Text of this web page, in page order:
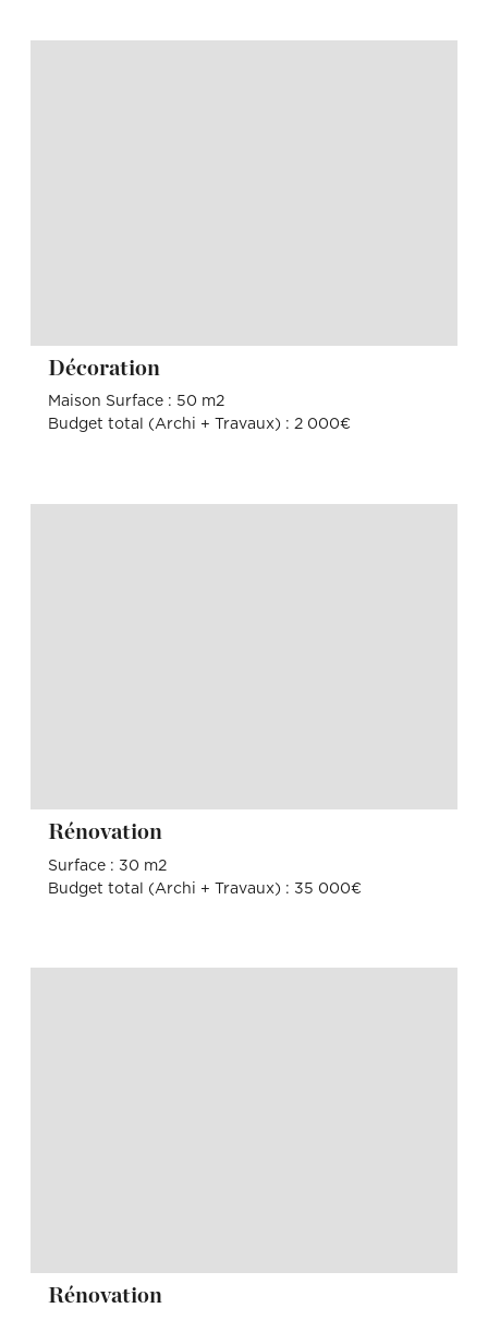
Décoration
Maison Surface : 50 m2
Budget total (Archi + Travaux) : 2 000€
Rénovation
Surface : 30 m2
Budget total (Archi + Travaux) : 35 000€
Rénovation